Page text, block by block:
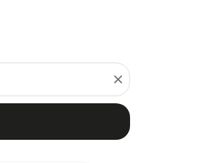
close